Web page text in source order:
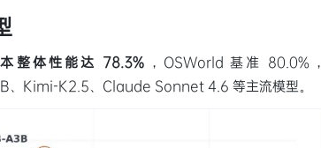
整体性能达 78.3% ，OSWorld 基准 80.0%，
Kimi-K2.5、Claude Sonnet 4.6 等主流模型。